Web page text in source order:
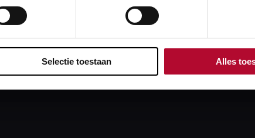
Selectie toestaan Alles
Configuratiedata